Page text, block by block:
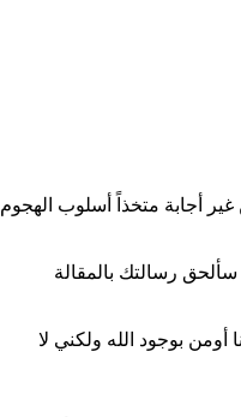
أجابة متخذاً أسلوب الهجوم
سألحق رسالتك بالمقالة
بوجود الله ولكني لا